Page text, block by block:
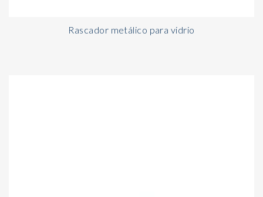
Rascador metálico para vidrio